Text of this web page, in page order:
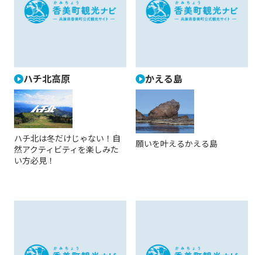
ハチ北高原
ハチ北は冬だけじゃない！自
然アクティビティを楽しみた
い方必見！
かえる島
願いを叶えるかえる島